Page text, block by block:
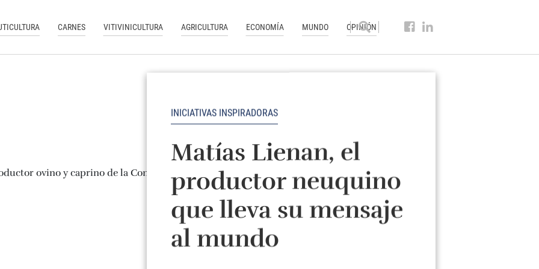
CARNES VITIVINICULTURA AGRICULTURA ECONOMÍA MUNDO OPINIÓN
INICIATIVAS INSPIRADORAS
Matías Lienan, el
productor neuquino
que lleva su mensaje
al mundo